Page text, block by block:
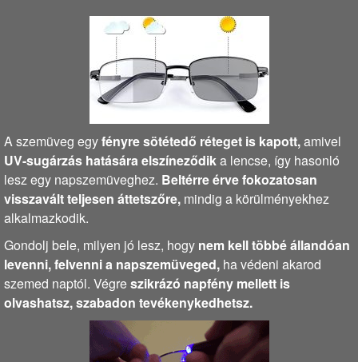
A szemüveg egyfényre sötétedő réteget is kapott,amivel
UV-sugárzás hatására elszíneződika lencse, így hasonló
lesz egy napszemüveghez. Beltérre érve fokozatosan
visszavált teljesen áttetszőre, mindig a körülményekhez
alkalmazkodik.
Gondolj bele, milyen jó lesz, hogy nem kell többé állandóan
levenni, felvenni a napszemüveged, ha védeni akarod
szemed naptól. Végreszikrázó napfény mellett is
olvashatsz, szabadon tevékenykedhetsz.